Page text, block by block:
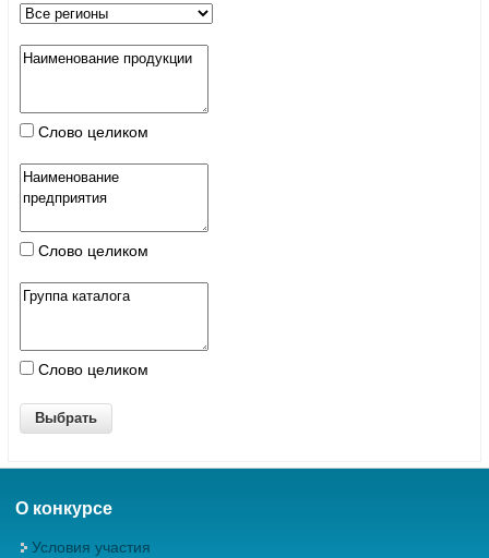
Слово целиком
Слово целиком
Слово целиком
О конкурсе
Условия участия